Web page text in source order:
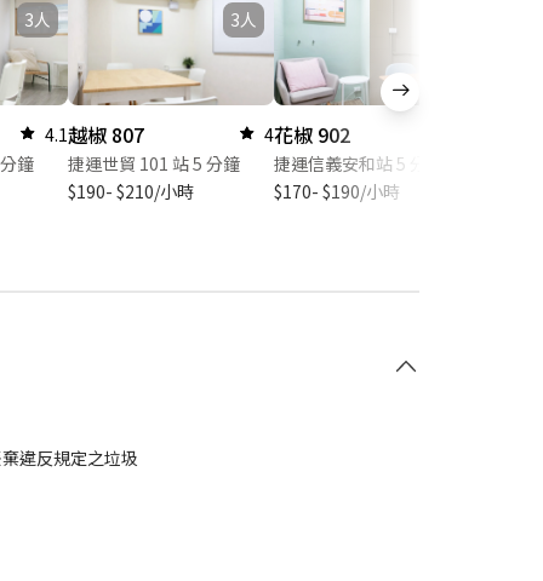
3人
4.1
鐘
3人
越椒 807
4
捷運世貿 101 站 5 分鐘
$190- $210/小時
花椒 902
捷運信義安和站 5 分鐘
$170- $190/小時
違反規定之垃圾